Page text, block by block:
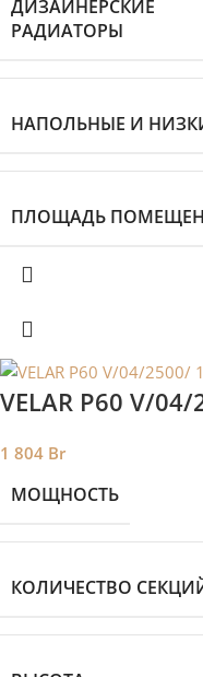
ДИЗАЙНЕРСКИЕ
РАДИАТОРЫ
НАПОЛЬНЫЕ И
ПЛОЩАДЬ
VELAR P60 V/
1 804 Br
МОЩНОСТЬ
КОЛИЧЕСТВО